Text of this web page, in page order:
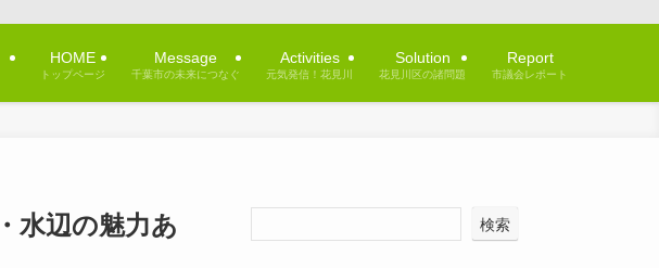
HOME
トップページ
Message
千葉市の未来につなぐ
Activities
元気発信！花見川
Solution
花見川区の諸問題
Report
市議会レポート
水辺の魅力あ
検索